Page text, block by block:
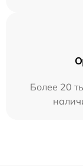
Более 20